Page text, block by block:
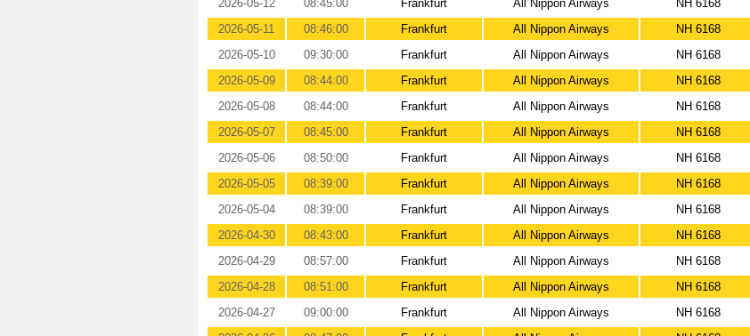
2026-05-12
08:45:00 Frankfurt All Nippon Airways NH 6168
2026-05-11
08:46:00 Frankfurt All Nippon Airways NH 6168
2026-05-10
09:30:00 Frankfurt All Nippon Airways NH 6168
2026-05-09
08:44:00 Frankfurt All Nippon Airways NH 6168
2026-05-08
08:44:00 Frankfurt All Nippon Airways NH 6168
2026-05-07
08:45:00 Frankfurt All Nippon Airways NH 6168
2026-05-06
08:50:00 Frankfurt All Nippon Airways NH 6168
2026-05-05
08:39:00 Frankfurt All Nippon Airways NH 6168
2026-05-04
08:39:00 Frankfurt All Nippon Airways NH 6168
2026-04-30
08:43:00 Frankfurt All Nippon Airways NH 6168
2026-04-29
08:57:00 Frankfurt All Nippon Airways NH 6168
2026-04-28
08:51:00 Frankfurt All Nippon Airways NH 6168
2026-04-27
09:00:00 Frankfurt All Nippon Airways NH 6168